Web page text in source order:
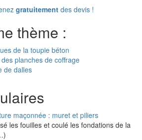
gratuitement des devis !
thème :
de la toupie béton
planches de coffrage
de dalles
maçonnée : muret et piliers
les fouilles et coulé les fondations de la